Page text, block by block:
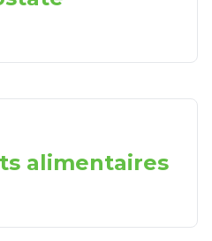
alimentaires